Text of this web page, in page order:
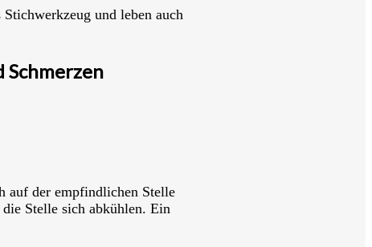
und leben auch
Schmerzen
auf der empfindlichen Stelle
Stelle sich abkühlen. Ein